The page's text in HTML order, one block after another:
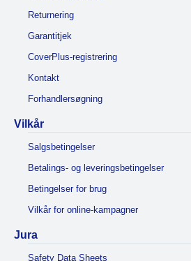
Returnering
Garantitjek
CoverPlus-registrering
Kontakt
Forhandlersøgning
Vilkår
Salgsbetingelser
Betalings- og leveringsbetingelser
Betingelser for brug
Vilkår for online-kampagner
Jura
Safety Data Sheets